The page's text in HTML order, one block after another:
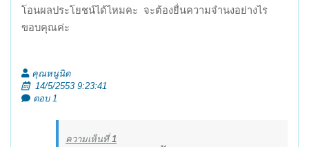
โอนผลประโยชน์ได้ไหมคะ จะต้องยื่นความจำนงอย่างไร
ขอบคุณค่ะ
คุณหนูนิด
14/5/2553 9:23:41
ตอบ 1
ความเห็นที่1